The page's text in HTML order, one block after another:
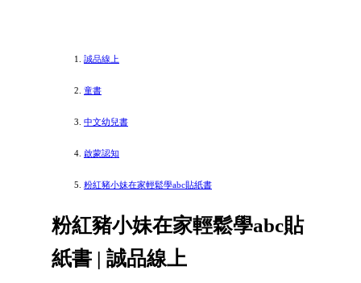
誠品線上
童書
中文幼兒書
啟蒙認知
粉紅豬小妹在家輕鬆學abc貼紙書
粉紅豬小妹在家輕鬆學abc貼
紙書 | 誠品線上